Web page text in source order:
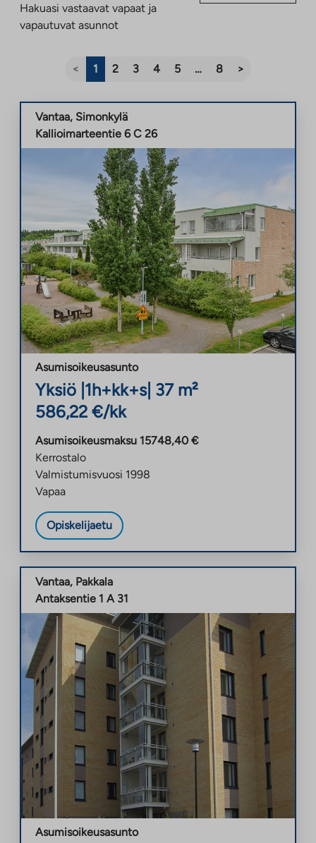
Hakuasi vastaavat vapaat ja
vapautuvat asunnot
< 1 2 3 4 5 … 8 >
Vantaa, Simonkylä
Kallioimarteentie 6 C 26
Asumisoikeusasunto
Yksiö 1h+kk+s| 37 m²
586,22 €/kk
Asumisoikeusmaksu 15748,40 €
Kerrostalo
Valmistumisvuosi 1998
Vapaa
Opiskelijaetu
Vantaa, Pakkala
Antaksentie 1 A 31
Asumisoikeusasunto